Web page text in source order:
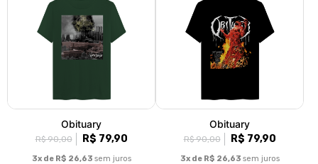
Obituary
R$ 90,00 R$ 79,90
3x de R$ 26,63 sem juros
Obituary
R$ 90,00 R$ 79,90
3x de R$ 26,63 sem juros